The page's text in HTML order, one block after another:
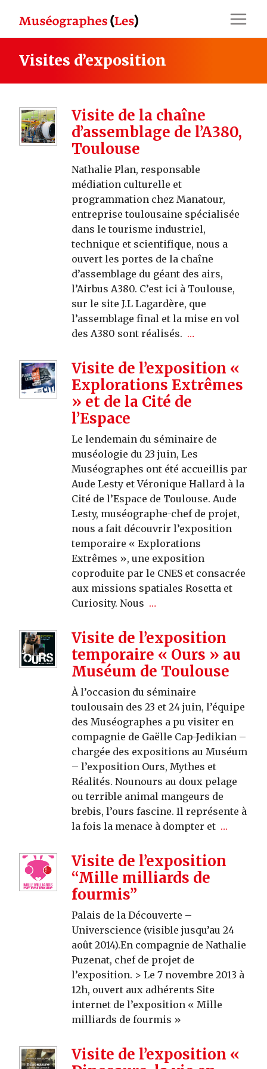
content
Visites d’exposition
Visite de la chaîne
d’assemblage de l’A380,
Toulouse
Nathalie Plan, responsable
médiation culturelle et
programmation chez Manatour,
entreprise toulousaine spécialisée
dans le tourisme industriel,
technique et scientifique, nous a
ouvert les portes de la chaîne
d’assemblage du géant des airs,
l’Airbus A380. C’est ici à Toulouse,
sur le site J.L Lagardère, que
l’assemblage final et la mise en vol
des A380 sont réalisés. …
Visite de l’exposition «
Explorations Extrêmes
» et de la Cité de
l’Espace
Le lendemain du séminaire de
muséologie du 23 juin, Les
Muséographes ont été accueillis par
Aude Lesty et Véronique Hallard à la
Cité de l’Espace de Toulouse. Aude
Lesty, muséographe-chef de projet,
nous a fait découvrir l’exposition
temporaire « Explorations
Extrêmes », une exposition
coproduite par le CNES et consacrée
aux missions spatiales Rosetta et
Curiosity. Nous …
Visite de l’exposition
temporaire « Ours » au
Muséum de Toulouse
À l’occasion du séminaire
toulousain des 23 et 24 juin, l’équipe
des Muséographes a pu visiter en
compagnie de Gaëlle Cap-Jedikian –
chargée des expositions au Muséum
– l’exposition Ours, Mythes et
Réalités. Nounours au doux pelage
ou terrible animal mangeurs de
brebis, l’ours fascine. Il représente à
la fois la menace à dompter et …
Visite de l’exposition
“Mille milliards de
fourmis”
Palais de la Découverte –
Universcience (visible jusqu’au 24
août 2014).En compagnie de Nathalie
Puzenat, chef de projet de
l’exposition. > Le 7 novembre 2013 à
12h, ouvert aux adhérents Site
internet de l’exposition « Mille
milliards de fourmis »
Visite de l’exposition «